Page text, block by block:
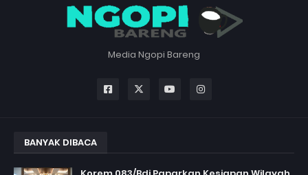
Media Ngopi Bareng
BANYAK DIBACA